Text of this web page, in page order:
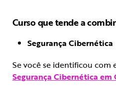
Curso que tende a
Segurança Cibernética
Se você se identificou com
Segurança Cibernética em